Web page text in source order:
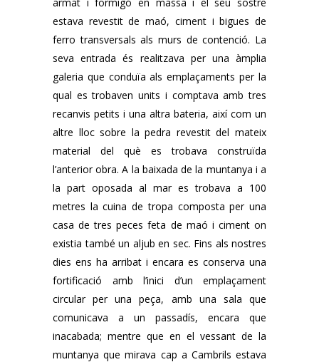
estava revestit de maó, ciment i bigues de
ferro transversals als murs de contenció. La
seva entrada és realitzava per una àmplia
galeria que conduïa als emplaçaments per la
qual es trobaven units i comptava amb tres
recanvis petits i una altra bateria, així com un
altre lloc sobre la pedra revestit del mateix
material del què es trobava construïda
l’anterior obra. A la baixada de la muntanya i a
la part oposada al mar es trobava a 100
metres la cuina de tropa composta per una
casa de tres peces feta de maó i ciment on
existia també un aljub en sec. Fins als nostres
dies ens ha arribat i encara es conserva una
fortificació amb l’inici d’un emplaçament
circular per una peça, amb una sala que
comunicava a un passadís, encara que
inacabada; mentre que en el vessant de la
muntanya que mirava cap a Cambrils estava